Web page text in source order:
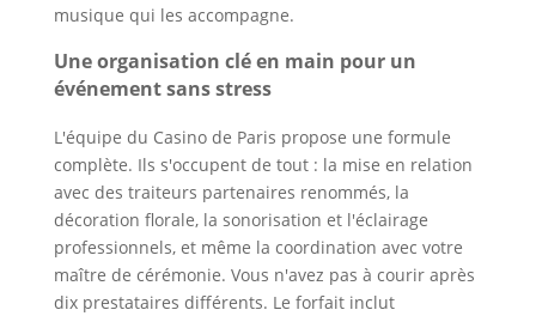
musique qui les accompagne.
Une organisation clé en main pour un
événement sans stress
L'équipe du Casino de Paris propose une formule
complète. Ils s'occupent de tout : la mise en relation
avec des traiteurs partenaires renommés, la
décoration florale, la sonorisation et l'éclairage
professionnels, et même la coordination avec votre
maître de cérémonie. Vous n'avez pas à courir après
dix prestataires différents. Le forfait inclut